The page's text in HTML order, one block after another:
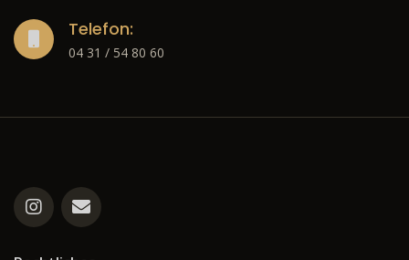
Telefon:
04 31 / 54 80 60